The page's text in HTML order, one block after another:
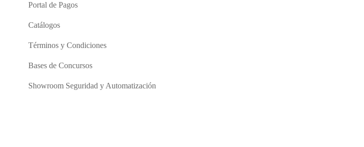
Portal de Pagos
Catálogos
Términos y Condiciones
Bases de Concursos
Showroom Seguridad y Automatización